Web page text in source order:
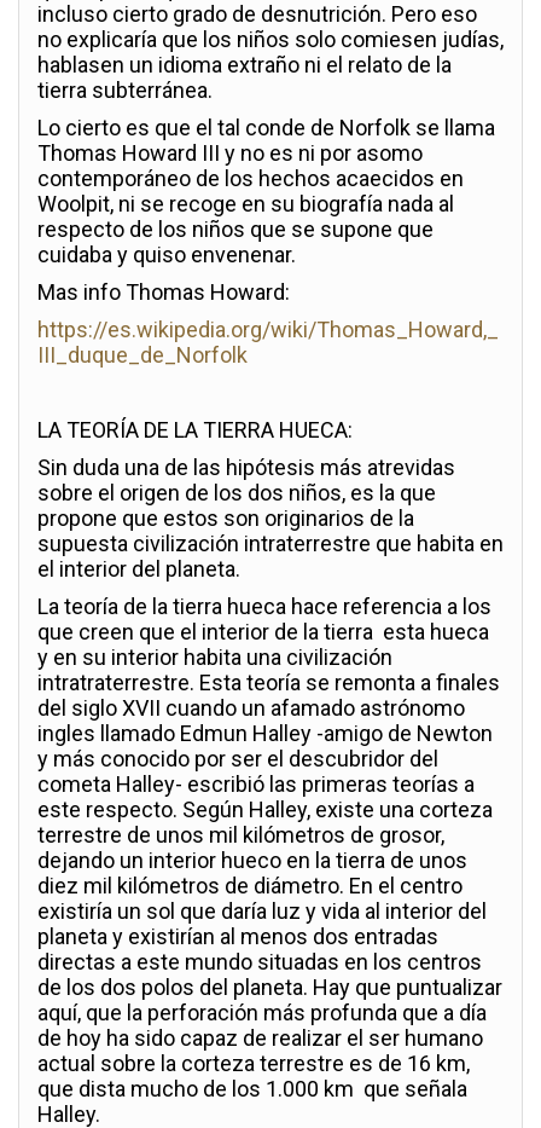
incluso cierto grado de desnutrición. Pero eso
no explicaría que los niños solo comiesen judías,
hablasen un idioma extraño ni el relato de la
tierra subterránea.
Lo cierto es que el tal conde de Norfolk se llama
Thomas Howard III y no es ni por asomo
contemporáneo de los hechos acaecidos en
Woolpit, ni se recoge en su biografía nada al
respecto de los niños que se supone que
cuidaba y quiso envenenar.
Mas info Thomas Howard:
https://es.wikipedia.org/wiki/Thomas_Howard,_
III_duque_de_Norfolk
LA TEORÍA DE LA TIERRA HUECA:
Sin duda una de las hipótesis más atrevidas
sobre el origen de los dos niños, es la que
propone que estos son originarios de la
supuesta civilización intraterrestre que habita en
el interior del planeta.
La teoría de la tierra hueca hace referencia a los
que creen que el interior de la tierra esta hueca
y en su interior habita una civilización
intratraterrestre. Esta teoría se remonta a finales
del siglo XVII cuando un afamado astrónomo
ingles llamado Edmun Halley -amigo de Newton
y más conocido por ser el descubridor del
cometa Halley- escribió las primeras teorías a
este respecto. Según Halley, existe una corteza
terrestre de unos mil kilómetros de grosor,
dejando un interior hueco en la tierra de unos
diez mil kilómetros de diámetro. En el centro
existiría un sol que daría luz y vida al interior del
planeta y existirían al menos dos entradas
directas a este mundo situadas en los centros
de los dos polos del planeta. Hay que puntualizar
aquí, que la perforación más profunda que a día
de hoy ha sido capaz de realizar el ser humano
actual sobre la corteza terrestre es de 16 km,
que dista mucho de los 1.000 km que señala
Halley.